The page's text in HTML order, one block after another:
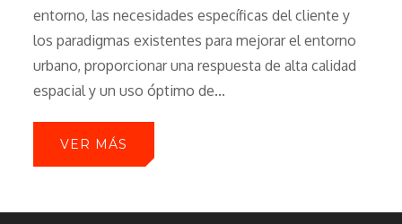
entorno, las necesidades específicas del cliente y
los paradigmas existentes para mejorar el entorno
urbano, proporcionar una respuesta de alta calidad
espacial y un uso óptimo de...
VER MÁS